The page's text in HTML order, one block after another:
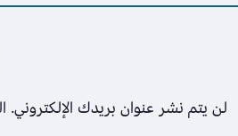
لن يتم نشر عنوان بريدك الإلكتروني.